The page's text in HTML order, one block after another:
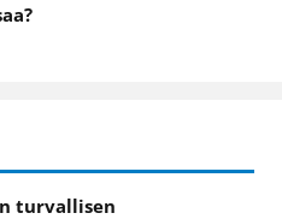
turvallisen